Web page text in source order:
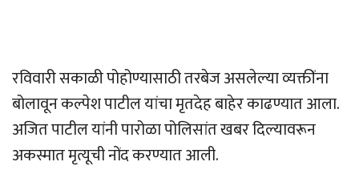
रविवारी सकाळी पोहोण्यासाठी तरबेज असलेल्या व्यक्तींना
बोलावून कल्पेश पाटील यांचा मृतदेह बाहेर काढण्यात आला.
अजित पाटील यांनी पारोळा पोलिसांत खबर दिल्यावरून
अकस्मात मृत्यूची नोंद करण्यात आली.